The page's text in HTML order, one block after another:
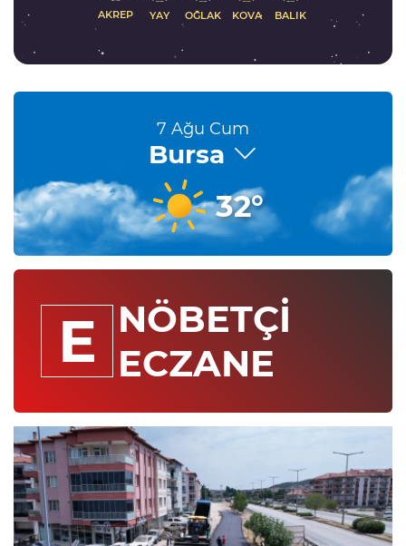
AKREP YAY OĞLAK KOVA BALIK
7 Ağu Cum
Bursa
32°
E NÖBETÇİ
ECZANE